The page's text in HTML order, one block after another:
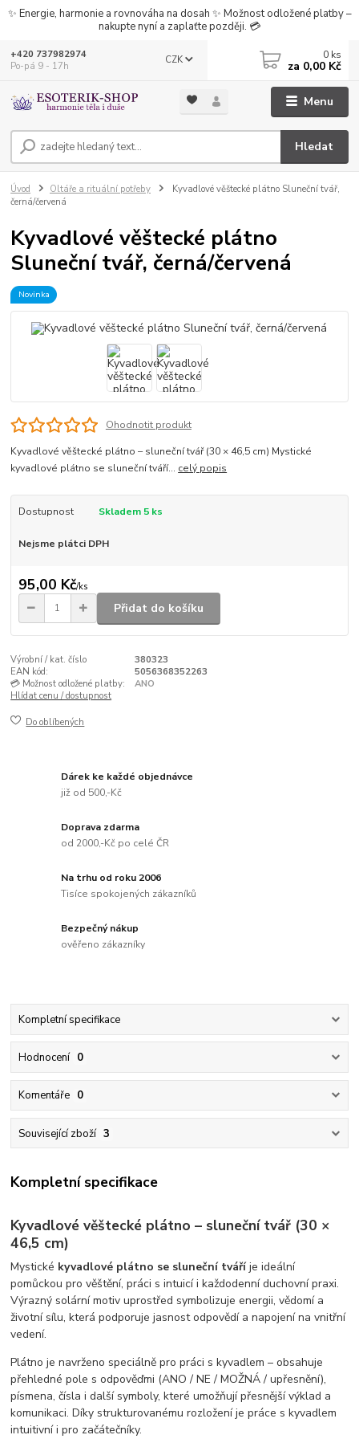
✨ Energie, harmonie a rovnováha na dosah ✨ Možnost odložené platby –
nakupte nyní a zaplaťte později. 💳
Menu
CZK
Hledat
+420 737982974
Po-pá 9 - 17h
0 ks
za 0,00 Kč
Úvod Oltáře a rituální potřeby
Kyvadlové věštecké plátno Sluneční tvář,
černá/červená
Kyvadlové věštecké plátno
Sluneční tvář, černá/červená
Novinka
Ohodnotit produkt
Kyvadlové věštecké plátno – sluneční tvář (30 × 46,5 cm) Mystické
kyvadlové plátno se sluneční tváří... celý popis
Dostupnost Skladem 5 ks
Nejsme plátci DPH
95,00 Kč/ks
Přidat do košíku
Výrobní / kat. číslo
380323
EAN kód:
5056368352263
💳 Možnost odložené platby:
ANO
Hlídat cenu / dostupnost
Do oblíbených
Dárek ke každé objednávce
již od 500,-Kč
Doprava zdarma
od 2000,-Kč po celé ČR
Na trhu od roku 2006
Tisíce spokojených zákazníků
Bezpečný nákup
ověřeno zákazníky
Kompletní specifikace
Hodnocení 0
Komentáře 0
Související zboží 3
Kompletní specifikace
Kyvadlové věštecké plátno – sluneční tvář (30 ×
46,5 cm)
Mystické kyvadlové plátno se sluneční tváříje ideální
pomůckou pro věštění, práci s intuicí i každodenní duchovní praxi.
Výrazný solární motiv uprostřed symbolizuje energii, vědomí a
životní sílu, která podporuje jasnost odpovědí a napojení na vnitřní
vedení.
Plátno je navrženo speciálně pro práci s kyvadlem – obsahuje
přehledné pole s odpověďmi (ANO / NE / MOŽNÁ / upřesnění),
písmena, čísla i další symboly, které umožňují přesnější výklad a
komunikaci. Díky strukturovanému rozložení je práce s kyvadlem
intuitivní i pro začátečníky.